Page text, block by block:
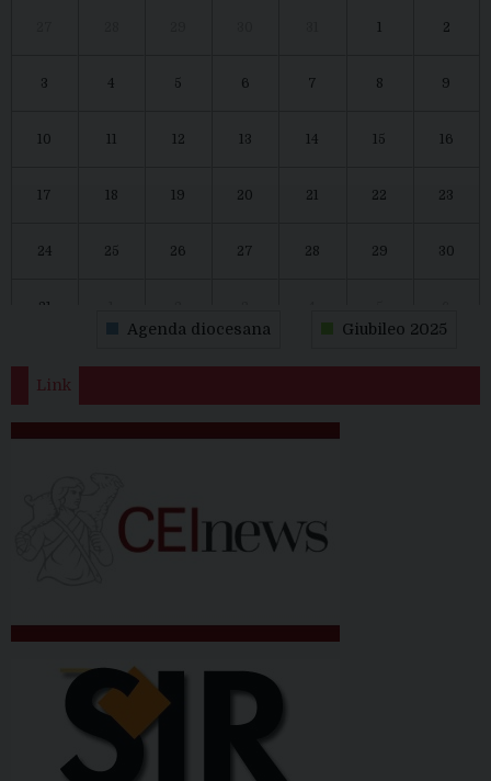
2
3 4 5 6 7 8 9
10 12 13 14 15 16
17 18 19 20 21 22 23
24 25 26 27 28 29 30
31
Agenda diocesana Giubileo 2025
Link